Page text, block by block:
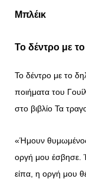
Μπλέικ
Το δέντρο με
Το δέντρο με το
ποιήματα του
στο βιβλίο Τα
«Ήμουν
οργή μου έσβησε.
είπα, η οργή μου